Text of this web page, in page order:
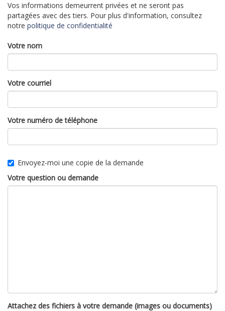
Vos informations demeurrent privées et ne seront pas
partagées avec des tiers. Pour plus d'information, consultez
notre politique de confidentialité
Votre nom
Votre courriel
Votre numéro de téléphone
Envoyez-moi une copie de la demande
Votre question ou demande
Attachez des fichiers à votre demande (images ou documents)